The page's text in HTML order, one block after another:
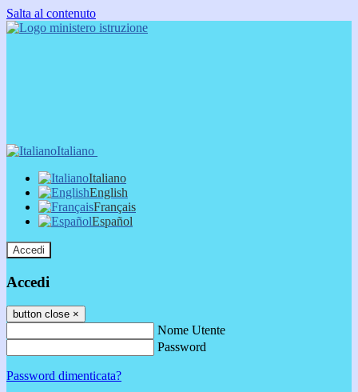
Salta al contenuto
Italiano
Italiano
English
Français
Español
Accedi
Accedi
button close ×
Nome Utente
Password
Password dimenticata?